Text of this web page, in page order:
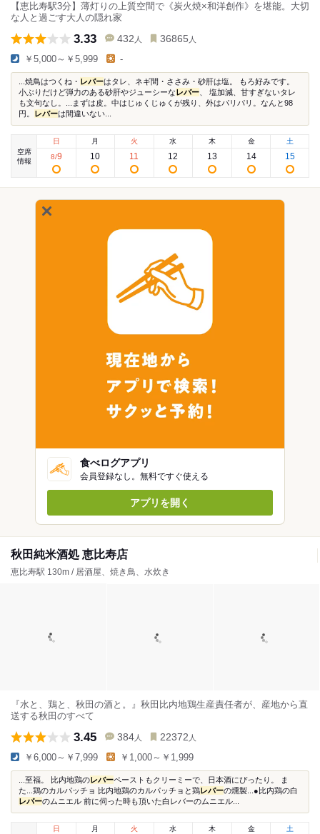
【恵比寿駅3分】薄灯りの上質空間で《炭火焼×和洋創作》を堪能。大切
な人と過ごす大人の隠れ家
3.33 432 人 36865 人
￥5,000～￥5,999 -
...焼鳥はつくね・ レバーはタレ、ネギ間・ささみ・砂肝は塩。 もろ好みです。
小ぶりだけど弾力のある砂肝やジューシーな レバー 、 塩加減、甘すぎないタレ
も文句なし。...まずは皮。中はじゅくじゅくが残り、外はパリパリ。なんと98
円。
レバーは間違いない...
空席
情報
日
8/9
月
10
火
11
水
12
木
13
金
14
土
15
食べログアプリ
会員登録なし。無料ですぐ使える
アプリを開く
秋田純米酒処 恵比寿店
恵比寿駅 130m / 居酒屋、焼き鳥、水炊き
『水と、鶏と、秋田の酒と。』秋田比内地鶏生産責任者が、産地から直
送する秋田のすべて
3.45 384 人 22372 人
￥6,000～￥7,999 ￥1,000～￥1,999
...至福。 比内地鶏の レバーペーストもクリーミーで、日本酒にぴったり。 ま
た...鶏のカルパッチョ 比内地鶏のカルパッチョと鶏 レバーの燻製...●比内鶏の白
レバーのムニエル 前に伺った時も頂いた白レバーのムニエル...
日
月 火 水 木 金 土